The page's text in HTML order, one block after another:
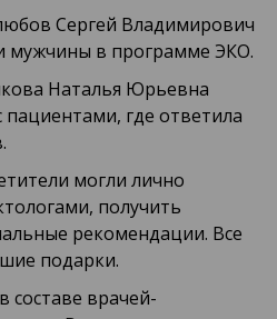
Сергей Владимирович
мужчины в программе ЭКО.
Наталья Юрьевна
пациентами, где ответила
могли лично
получить
рекомендации. Все
подарки.
составе врачей-